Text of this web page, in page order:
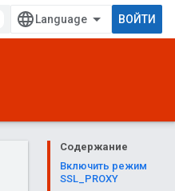
ВОЙТИ
Содержание
Включить режим
SSL_PROXY